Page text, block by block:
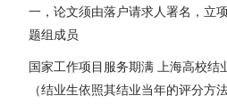
一，论文须由落户请求人署名，立
题组成员
国家工作项目服务期满 上海高校结
（结业生依照其结业当年的评分方